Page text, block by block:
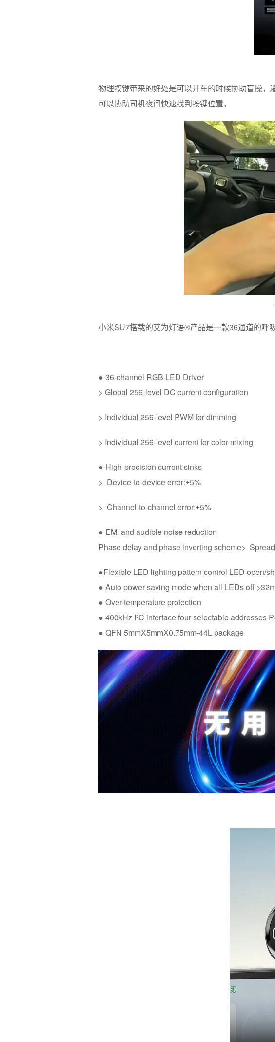
物理按键带来的好处是可以开车的时候协助盲操，
可以协助司机夜间快速找到按键位置。
小米SU7搭载的艾为灯语®产品是一款36通道的呼
● 36-channel RGB LED Driver
> Global 256-level DC current configuration
> Individual 256-level PWM for dimming
> Individual 256-level current for color-mixing
● High-precision current sinks
> Device-to-device error:±5%
> Channel-to-channel error:±5%
● EMI and audible noise reduction
Phase delay and phase inverting scheme>
●Flexible LED lighting pattern control LED open/
● Auto power saving mode when all LEDs off
● Over-temperature protection
● 400kHz I²C interface,four selectable addresses
● QFN 5mmX5mmX0.75mm-44L package